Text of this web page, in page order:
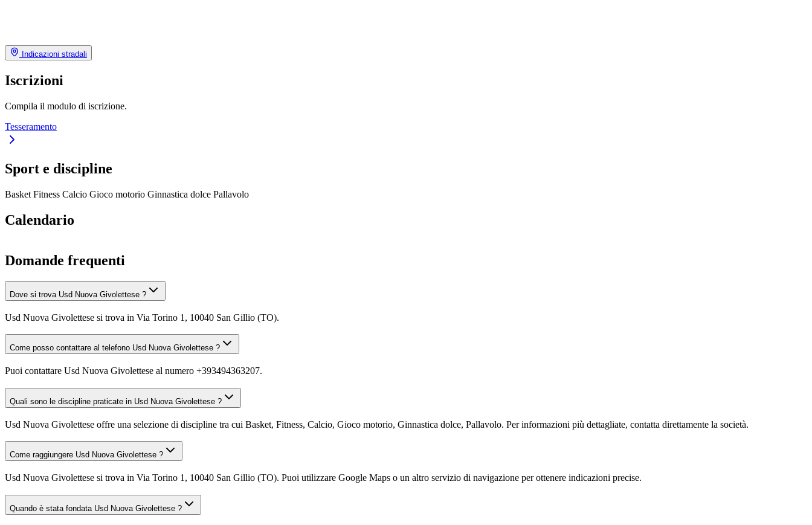
Indicazioni stradali
Iscrizioni
Compila il modulo di iscrizione.
Tesseramento
Sport e discipline
Basket Fitness Calcio Gioco motorio Ginnastica dolce Pallavolo
Calendario
Domande frequenti
Dove si trova Usd Nuova Givolettese ?
Usd Nuova Givolettese si trova in Via Torino 1, 10040 San Gillio (TO).
Come posso contattare al telefono Usd Nuova Givolettese ?
Puoi contattare Usd Nuova Givolettese al numero +393494363207.
Quali sono le discipline praticate in Usd Nuova Givolettese ?
Usd Nuova Givolettese offre una selezione di discipline tra cui Basket, Fitness, Calcio, Gioco motorio, Ginnastica dolce, Pallavolo. Per informazioni più dettagliate, contatta direttamente la società.
Come raggiungere Usd Nuova Givolettese ?
Usd Nuova Givolettese si trova in Via Torino 1, 10040 San Gillio (TO). Puoi utilizzare Google Maps o un altro servizio di navigazione per ottenere indicazioni precise.
Quando è stata fondata Usd Nuova Givolettese ?